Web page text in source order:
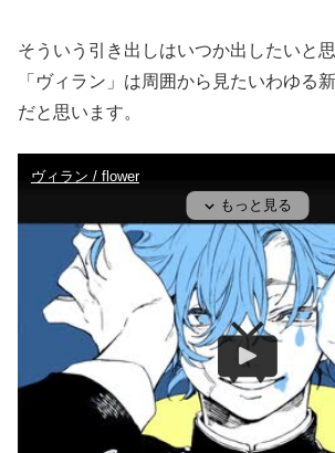
そういう引き出しはいつか出したいと
「ヴィラン」は周囲から見たいわゆる
だと思います。